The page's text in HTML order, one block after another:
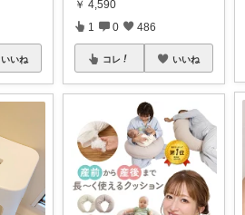
いいね
￥ 4,590
1 0 486
コレ いいね